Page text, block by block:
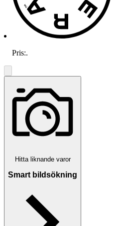
Pris:.
Hitta liknande varor
Smart bildsökning